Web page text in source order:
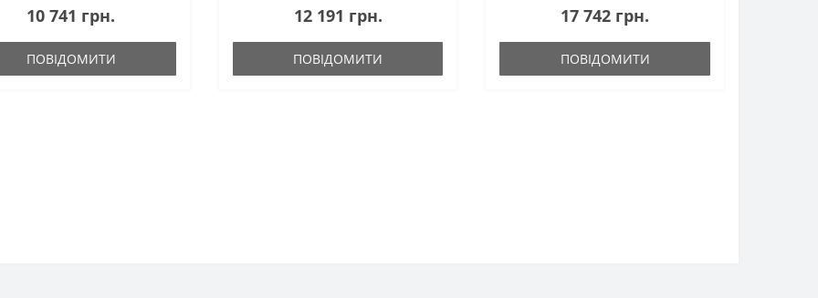
10 741 грн.
ПОВІДОМИТИ
12 191 грн.
ПОВІДОМИТИ
17 742 грн.
ПОВІДОМИТИ